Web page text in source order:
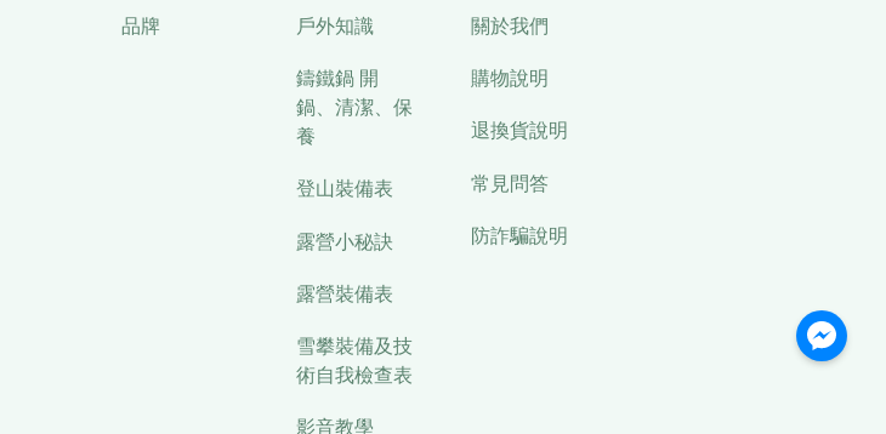
品牌
戶外知識
鑄鐵鍋 開
鍋、清潔、保
養
登山裝備表
露營小秘訣
露營裝備表
雪攀裝備及技
術自我檢查表
影音教學
關於我們
購物說明
退換貨說明
常見問答
防詐騙說明